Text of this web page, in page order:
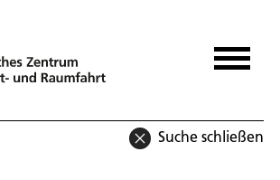
Suche schließen